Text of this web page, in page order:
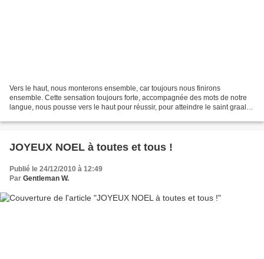
Vers le haut, nous monterons ensemble, car toujours nous finirons
ensemble. Cette sensation toujours forte, accompagnée des mots de notre
langue, nous pousse vers le haut pour réussir, pour atteindre le saint graal,
JOYEUX NOEL à toutes et tous !
Publié le 24/12/2010 à 12:49
Par Gentleman W.